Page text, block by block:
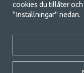
Att campa kan
för ett gemensamt
med att campa så
husvagnstält och all
mål är att i varje
gällande kvalitet och
cookies du tillåter och
"Inställningar" nedan.